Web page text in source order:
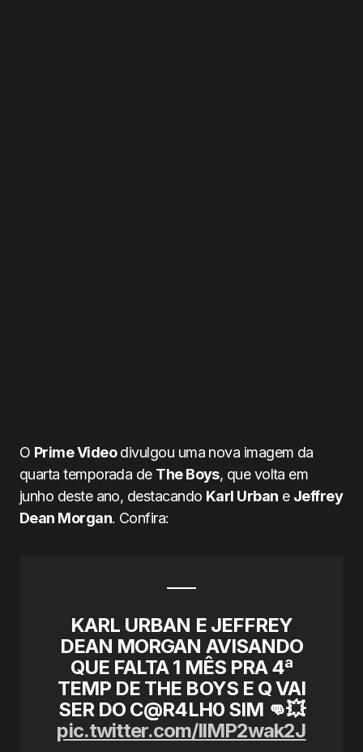
O Prime Videodivulgou uma nova imagem da
quarta temporada de The Boys, que volta em
junho deste ano, destacando Karl Urban e Jeffrey
Dean Morgan. Confira:
KARL URBAN E JEFFREY
DEAN MORGAN AVISANDO
QUE FALTA 1 MÊS PRA 4ª
TEMP DE THE BOYS E Q VAI
SER DO C@R4LH0 SIM 👊💥
pic.twitter.com/IlMP2wak2J